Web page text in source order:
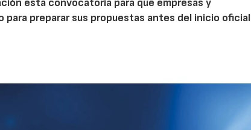
preparar sus propuestas antes del inicio oficial